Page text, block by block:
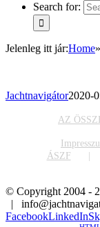
Search for:
Jelenleg itt jár:Home»
Jachtnavigátor2020-
AZ
ÁSZF
© Copyright 2004 -
|
FacebookLinkedIn